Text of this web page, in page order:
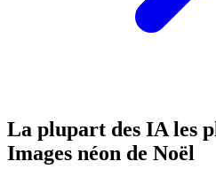
La plupart des IA les
Images néon de Noël